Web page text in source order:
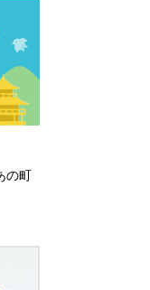
の町